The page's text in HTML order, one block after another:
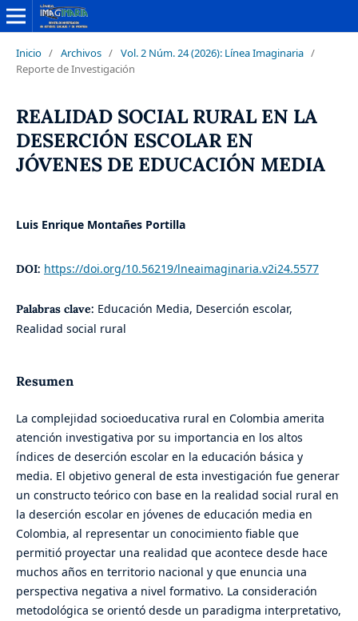
Inicio / Archivos / Vol. 2 Núm. 24 (2026): Línea Imaginaria /
Reporte de Investigación
REALIDAD SOCIAL RURAL EN LA
DESERCIÓN ESCOLAR EN
JÓVENES DE EDUCACIÓN MEDIA
Luis Enrique Montañes Portilla
DOI: https://doi.org/10.56219/lneaimaginaria.v2i24.5577
Palabras clave: Educación Media, Deserción escolar,
Realidad social rural
Resumen
La complejidad socioeducativa rural en Colombia amerita
atención investigativa por su importancia en los altos
índices de deserción escolar en la educación básica y
media. El objetivo general de esta investigación fue generar
un constructo teórico con base en la realidad social rural en
la deserción escolar en jóvenes de educación media en
Colombia, al representar un conocimiento fiable que
permitió proyectar una realidad que acontece desde hace
muchos años en territorio nacional y que enuncia una
perspectiva negativa a nivel formativo. La consideración
metodológica se orientó desde un paradigma interpretativo,